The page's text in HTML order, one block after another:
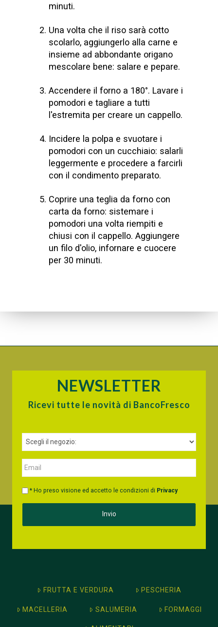
minuti.
Una volta che il riso sarà cotto
scolarlo, aggiungerlo alla carne e
insieme ad abbondante origano
mescolare bene: salare e pepare.
Accendere il forno a 180°. Lavare i
pomodori e tagliare a tutti
l'estremita per creare un cappello.
Incidere la polpa e svuotare i
pomodori con un cucchiaio: salarli
leggermente e procedere a farcirli
con il condimento preparato.
Coprire una teglia da forno con
carta da forno: sistemare i
pomodori una volta riempiti e
chiusi con il cappello. Aggiungere
un filo d'olio, infornare e cuocere
per 30 minuti.
NEWSLETTER
Ricevi tutte le novità di BancoFresco
* Ho preso visione ed accetto le condizioni di Privacy
FRUTTA E VERDURA PESCHERIA
MACELLERIA SALUMERIA FORMAGGI